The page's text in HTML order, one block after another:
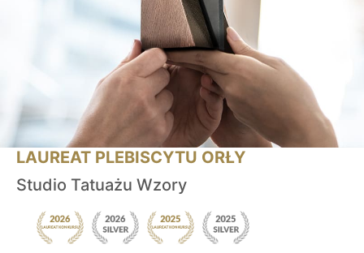
LAUREAT PLEBISCYTU ORŁY
Studio Tatuażu Wzory